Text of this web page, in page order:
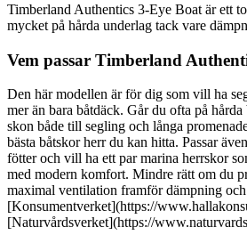
Timberland Authentics 3-Eye Boat är ett
mycket på hårda underlag tack vare
Vem passar Timberland
Den här modellen är för dig som vill ha
mer än bara båtdäck. Går du ofta på
skon både till segling och långa
bästa båtskor herr du kan hitta. Passar
fötter och vill ha ett par marina herrskor
med modern komfort. Mindre rätt om du
maximal ventilation framför dämpning
[Konsumentverket](https://
[Naturvårdsverket](https://